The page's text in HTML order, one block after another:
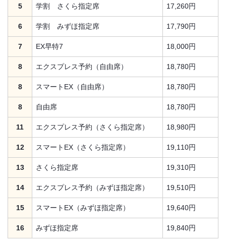
5 学割 さくら指定席 17,260円
6 学割 みずほ指定席 17,790円
7 EX早特7 18,000円
8 エクスプレス予約（自由席） 18,780円
8 スマートEX（自由席） 18,780円
8 自由席 18,780円
11 エクスプレス予約（さくら指定席） 18,980円
12 スマートEX（さくら指定席） 19,110円
13 さくら指定席 19,310円
14 エクスプレス予約（みずほ指定席） 19,510円
15 スマートEX（みずほ指定席） 19,640円
16 みずほ指定席 19,840円